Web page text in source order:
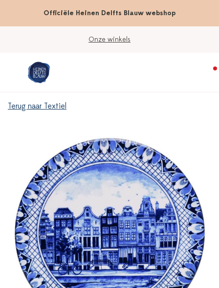
Officiële Heinen Delfts Blauw webshop
Onze winkels
Terug naar Textiel